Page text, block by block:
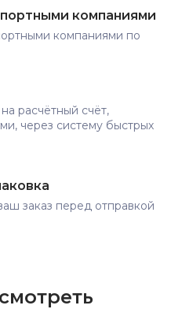
компаниями
компаниями по
расчётный счёт,
через систему быстрых
заказ перед отправкой